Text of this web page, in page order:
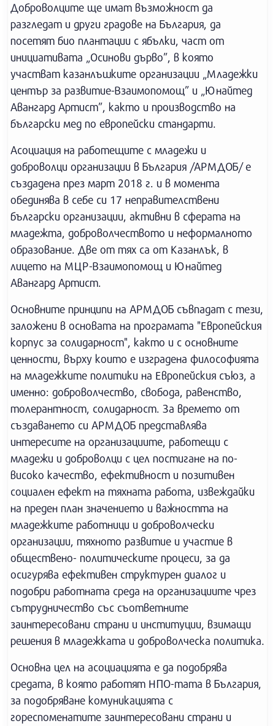
Доброволците ще имат възможност да
разгледат и други градове на България, да
посетят био плантации с ябълки, част от
инициативата „Осинови дърво”, в която
участват казанлъшките организации „Младежки
център за развитие-Взаимопомощ” и „Юнайтед
Авангард Артист”, както и производство на
български мед по европейски стандарти.
Асоциация на работещите с младежи и
доброволци организации в България /АРМДОБ/ е
създадена през март 2018 г. и в момента
обединява в себе си 17 неправителствени
български организации, активни в сферата на
младежта, доброволчеството и неформалното
образование. Две от тях са от Казанлък, в
лицето на МЦР-Взаимопомощ и Юнайтед
Авангард Артист.
Основните принципи на АРМДОБ съвпадат с тези,
заложени в основата на програмата "Европейския
корпус за солидарност", както и с основните
ценности, върху които е изградена философията
на младежките политики на Европейския съюз, а
именно: доброволчество, свобода, равенство,
толерантност, солидарност. За времето от
създаването си АРМДОБ представлява
интересите на организациите, работещи с
младежи и доброволци с цел постигане на по-
високо качество, ефективност и позитивен
социален ефект на тяхната работа, извеждайки
на преден план значението и важността на
младежките работници и доброволчески
организации, тяхното развитие и участие в
обществено- политическите процеси, за да
осигурява ефективен структурен диалог и
подобри работната среда на организациите чрез
сътрудничество със съответните
заинтересовани страни и институции, взимащи
решения в младежката и доброволческа политика.
Основна цел на асоциацията е да подобрява
средата, в която работят НПО-тата в България,
за подобряване комуникацията с
гореспоменатите заинтересовани страни и